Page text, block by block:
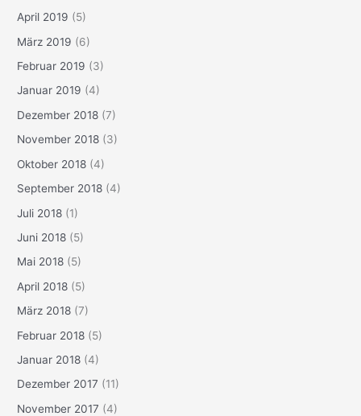
April 2019 (5)
März 2019 (6)
Februar 2019 (3)
Januar 2019 (4)
Dezember 2018 (7)
November 2018 (3)
Oktober 2018 (4)
September 2018 (4)
Juli 2018 (1)
Juni 2018 (5)
Mai 2018 (5)
April 2018 (5)
März 2018 (7)
Februar 2018 (5)
Januar 2018 (4)
Dezember 2017 (11)
November 2017 (4)